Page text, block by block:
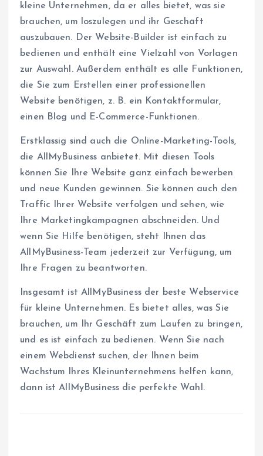
kleine Unternehmen, da er alles bietet, was sie
brauchen, um loszulegen und ihr Geschäft
auszubauen. Der Website-Builder ist einfach zu
bedienen und enthält eine Vielzahl von Vorlagen
zur Auswahl. Außerdem enthält es alle Funktionen,
die Sie zum Erstellen einer professionellen
Website benötigen, z. B. ein Kontaktformular,
einen Blog und E-Commerce-Funktionen.
Erstklassig sind auch die Online-Marketing-Tools,
die AllMyBusiness anbietet. Mit diesen Tools
können Sie Ihre Website ganz einfach bewerben
und neue Kunden gewinnen. Sie können auch den
Traffic Ihrer Website verfolgen und sehen, wie
Ihre Marketingkampagnen abschneiden. Und
wenn Sie Hilfe benötigen, steht Ihnen das
AllMyBusiness-Team jederzeit zur Verfügung, um
Ihre Fragen zu beantworten.
Insgesamt ist AllMyBusiness der beste Webservice
für kleine Unternehmen. Es bietet alles, was Sie
brauchen, um Ihr Geschäft zum Laufen zu bringen,
und es ist einfach zu bedienen. Wenn Sie nach
einem Webdienst suchen, der Ihnen beim
Wachstum Ihres Kleinunternehmens helfen kann,
dann ist AllMyBusiness die perfekte Wahl.